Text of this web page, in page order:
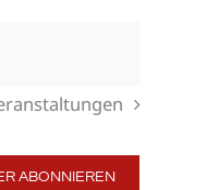
ABONNIEREN